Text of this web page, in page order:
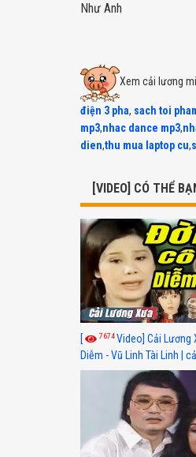
Như Anh
Xem cải lương
điện 3 pha, sach toi
mp3,nhac dance mp3,
dien,thu mua laptop cu,
[VIDEO] CÓ THỂ
[ 7674Video] Cải Lương
Diễm - Vũ Linh Tài Linh |
hay nhất